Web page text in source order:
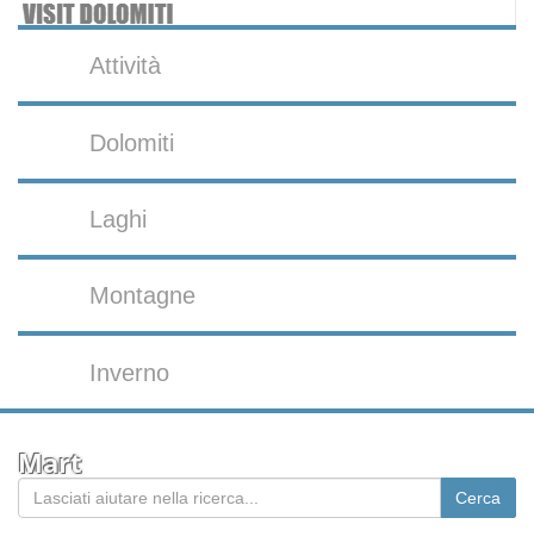
Attività
Dolomiti
Laghi
Montagne
Inverno
Mart